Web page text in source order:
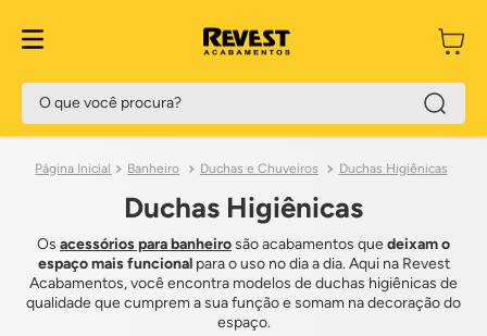
O que você procura?
Banheiro Duchas e Chuveiros Duchas Higiênicas
Duchas Higiênicas
Os acessórios para banheirosão acabamentos que deixam o
espaço mais funcionalpara o uso no dia a dia. Aqui na Revest
Acabamentos, você encontra modelos de duchas higiênicas de
qualidade que cumprem a sua função e somam na decoração do
espaço.